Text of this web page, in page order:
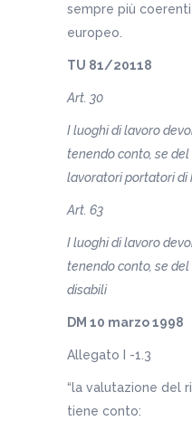
sempre più
europeo.
TU 81/20118
Art. 30
I luoghi di lavoro
tenendo conto, se
lavoratori portatori di
Art. 63
I luoghi di lavoro
tenendo conto, se
disabili
DM 10 marzo 1998
Allegato I -1.3
“la valutazione del
tiene conto: